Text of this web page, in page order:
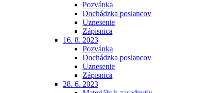
Pozvánka
Dochádzka poslancov
Uznesenie
Zápisnica
16. 8. 2023
Pozvánka
Dochádzka poslancov
Uznesenie
Zápisnica
28. 6. 2023